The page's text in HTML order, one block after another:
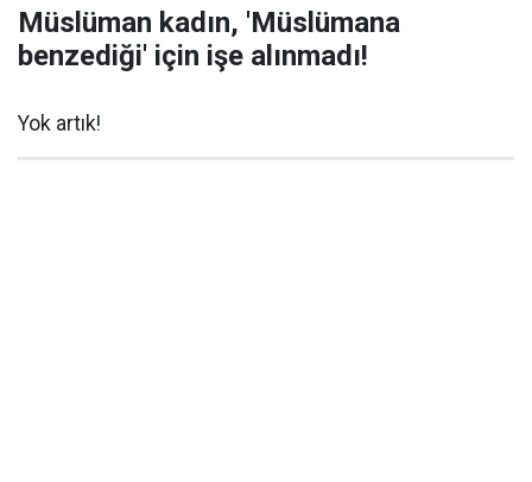
Müslüman kadın, 'Müslümana
benzediği' için işe alınmadı!
Yok artık!